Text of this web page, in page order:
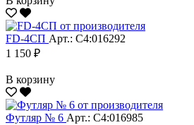
FD-4СП Арт.: С4:016292
1 150 ₽
В корзину
Футляр № 6 Арт.: С4:016985